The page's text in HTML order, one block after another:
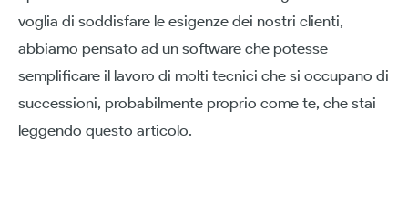
voglia di soddisfare le esigenze dei nostri clienti,
abbiamo pensato ad un software che potesse
semplificare il lavoro di molti tecnici che si occupano di
successioni, probabilmente proprio come te, che stai
leggendo questo articolo.